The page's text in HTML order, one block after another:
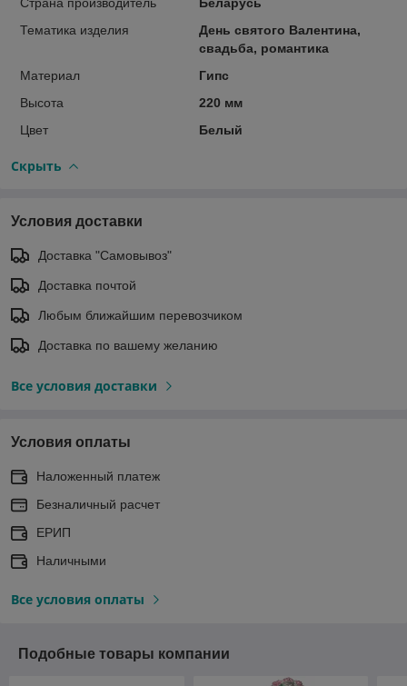
Тематика изделия
День святого Валентина,
свадьба, романтика
Материал
Гипс
Высота
220 мм
Цвет
Белый
Скрыть
Условия доставки
Доставка "Самовывоз"
Доставка почтой
Любым ближайшим перевозчиком
Доставка по вашему желанию
Все условия доставки
Условия оплаты
Наложенный платеж
Безналичный расчет
ЕРИП
Наличными
Все условия оплаты
Подобные товары компании